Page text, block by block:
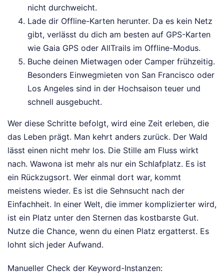
nicht durchweicht.
Lade dir Offline-Karten herunter. Da es kein Netz
gibt, verlässt du dich am besten auf GPS-Karten
wie Gaia GPS oder AllTrails im Offline-Modus.
Buche deinen Mietwagen oder Camper frühzeitig.
Besonders Einwegmieten von San Francisco oder
Los Angeles sind in der Hochsaison teuer und
schnell ausgebucht.
Wer diese Schritte befolgt, wird eine Zeit erleben, die
das Leben prägt. Man kehrt anders zurück. Der Wald
lässt einen nicht mehr los. Die Stille am Fluss wirkt
nach. Wawona ist mehr als nur ein Schlafplatz. Es ist
ein Rückzugsort. Wer einmal dort war, kommt
meistens wieder. Es ist die Sehnsucht nach der
Einfachheit. In einer Welt, die immer komplizierter wird,
ist ein Platz unter den Sternen das kostbarste Gut.
Nutze die Chance, wenn du einen Platz ergatterst. Es
lohnt sich jeder Aufwand.
Manueller Check der Keyword-Instanzen: